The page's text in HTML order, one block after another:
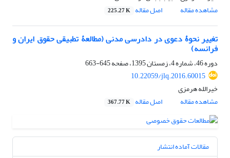
مشاهده مقاله
اصل مقاله 225.27 K
تغییر نحوۀ دعوی در دادرسی مدنی (مطالعۀ تطبیقی حقوق ایران و
فرانسه)
دوره 46، شماره 4، زمستان 1395، صفحه
645-663
10.22059/jlq.2016.60015
خیرالله هرمزی
مشاهده مقاله
اصل مقاله 367.77 K
مقالات آماده انتشار